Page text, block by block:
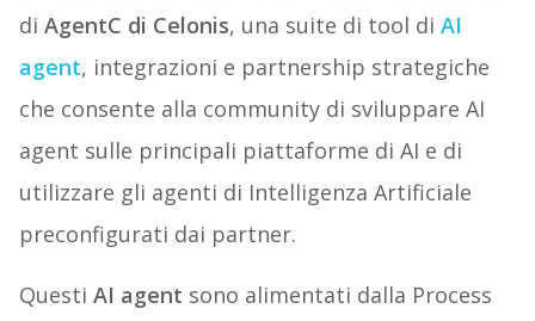
di AgentC di Celonis, una suite di tool di AI
agent, integrazioni e partnership strategiche
che consente alla community di sviluppare AI
agent sulle principali piattaforme di AI e di
utilizzare gli agenti di Intelligenza Artificiale
preconfigurati dai partner.
Questi AI agent sono alimentati dalla Process